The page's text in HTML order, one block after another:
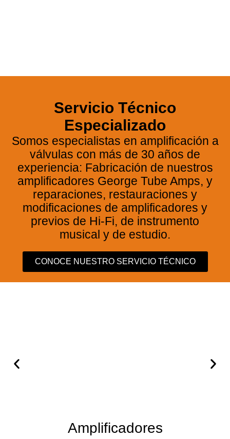
25 Aniversario de
nuestro clásico de Alta
Fidelidad
VER GEORGE GTA-40
Servicio Técnico
Especializado
Somos especialistas en amplificación a
válvulas con más de 30 años de
experiencia: Fabricación de nuestros
amplificadores George Tube Amps, y
reparaciones, restauraciones y
modificaciones de amplificadores y
previos de Hi-Fi, de instrumento
musical y de estudio.
CONOCE NUESTRO SERVICIO TÉCNICO
Amplificadores